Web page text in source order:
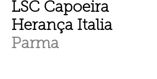
LSC Capoeira
Herança Italia
Parma